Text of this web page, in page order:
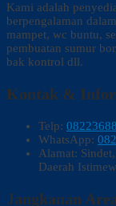
Kami adalah
berpengalaman
mampet, wc buntu,
pembuatan sumur
bak kontrol dll.
Kontak &
Telp:
WhatsApp:
Alamat:
Daerah
Jangkauan